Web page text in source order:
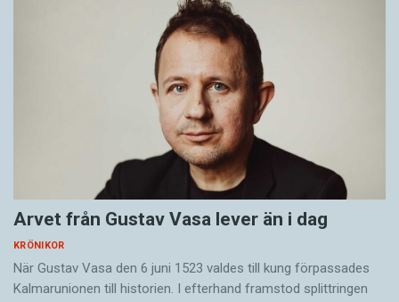
Arvet från Gustav Vasa lever än i dag
KRÖNIKOR
När Gustav Vasa den 6 juni 1523 ­valdes till kung förpassades
Kalmar­unionen till historien. I efterhand framstod splittringen